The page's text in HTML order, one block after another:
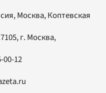
Москва, Коптевская
, г. Москва,
00-12